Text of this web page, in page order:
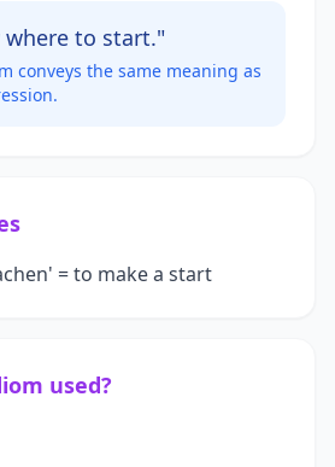
to start."
conveys the same meaning as
= to make a start
used?